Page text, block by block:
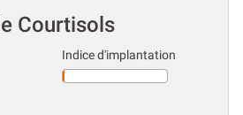
Courtisols
Indice d'implantation